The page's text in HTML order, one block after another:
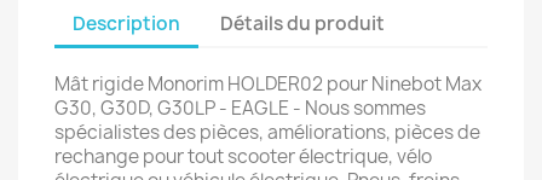
Description Détails du produit
Mât rigide Monorim HOLDER02 pour Ninebot Max
G30, G30D, G30LP - EAGLE - Nous sommes
spécialistes des pièces, améliorations, pièces de
rechange pour tout scooter électrique, vélo